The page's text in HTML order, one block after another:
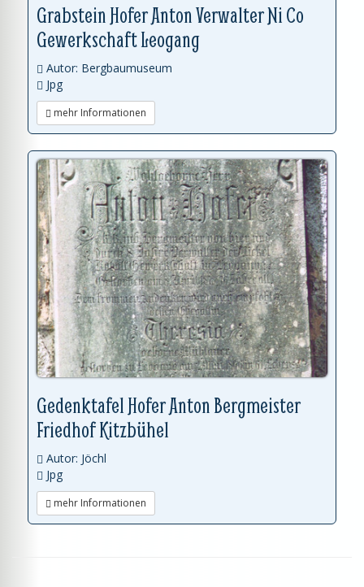
Grabstein Hofer Anton Verwalter Ni Co
Gewerkschaft Leogang
Autor: Bergbaumuseum
Jpg
mehr Informationen
Gedenktafel Hofer Anton Bergmeister
Friedhof Kitzbühel
Autor: Jöchl
Jpg
mehr Informationen